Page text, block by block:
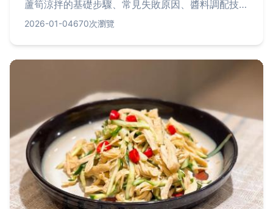
蘆筍涼拌的基礎步驟、常見失敗原因、醬料調配技
巧，以及個人經驗談，讓你輕鬆掌握這道夏日清爽料
2026-01-04670次瀏覽